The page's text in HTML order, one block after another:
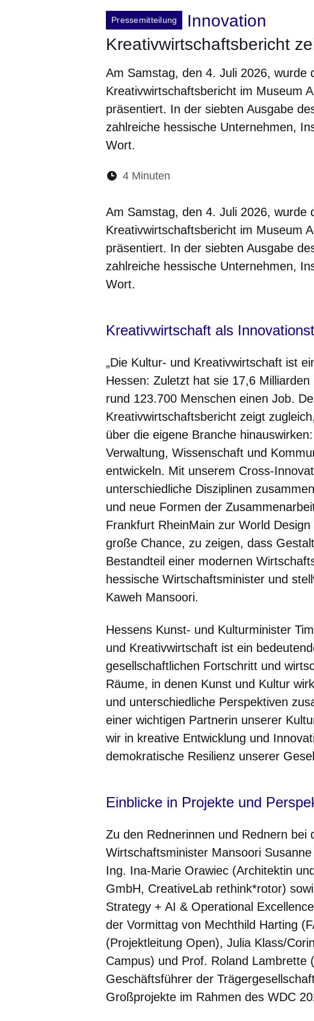
Pressemitteilung
Innovation
Kreativwirtschaftsbericht
Am Samstag, den 4. Juli 2026, wurde
Kreativwirtschaftsbericht im Museum
präsentiert. In der siebten Ausgabe
zahlreiche hessische Unternehmen,
Wort.
Lesedauer:
4 Minuten
Am Samstag, den 4. Juli 2026, wurde
Kreativwirtschaftsbericht im Museum
präsentiert. In der siebten Ausgabe
zahlreiche hessische Unternehmen,
Wort.
Kreativwirtschaft als
„Die Kultur- und Kreativwirtschaft ist
Hessen: Zuletzt hat sie 17,6
rund 123.700 Menschen einen Job.
Kreativwirtschaftsbericht zeigt
über die eigene Branche
Verwaltung, Wissenschaft und
entwickeln. Mit unserem Cross-
unterschiedliche Disziplinen
und neue Formen der
Frankfurt RheinMain zur World
große Chance, zu zeigen, dass
Bestandteil einer modernen
hessische Wirtschaftsminister und
Kaweh Mansoori.
Hessens Kunst- und Kulturminister
und Kreativwirtschaft ist ein
gesellschaftlichen Fortschritt und
Räume, in denen Kunst und Kultur
und unterschiedliche Perspektiven
einer wichtigen Partnerin unserer
wir in kreative Entwicklung und
demokratische Resilienz unserer
Einblicke in Projekte und
Zu den Rednerinnen und Rednern bei
Wirtschaftsminister Mansoori
Ing. Ina-Marie Orawiec (Architektin
GmbH, CreativeLab rethink*rotor)
Strategy + AI & Operational
der Vormittag von Mechthild Harting
(Projektleitung Open), Julia Klass/
Campus) und Prof. Roland Lambrette
Geschäftsführer der
Großprojekte im Rahmen des WDC